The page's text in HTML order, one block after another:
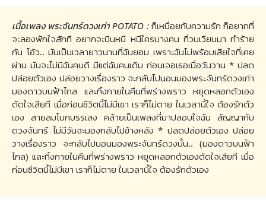
เนื้อเพลง พระจันทร์ดวงเก่า POTATO : ก็เหนื่อยกับความรัก ก็อยากที่
จะลองพักใจสักที อยากจะบินหนี หนีใครบางคน ที่วนเวียนมา ทำร้าย
กัน โอ้ว.. มันเป็นเวลายาวนานที่ฉันยอม เพราะฉันไม่พร้อมเสียใจที่เคย
ผ่าน มันจะไม่มีฉันคนดี มีแต่ฉันคนเดิม ก่อนเจอเธอเมื่อวันวาน * ปลด
ปล่อยตัวเอง ปล่อยวางเรื่องราว จะกลับไปนอนมองพระจันทร์ดวงเก่า
มองดาวบนฟ้าไกล และทิ้งกายในคืนที่พร่างพราว หยุดหลอกตัวเอง
ตัดใจเสียที เมื่อก่อนชีวิตนี้ไม่มีเขา เราก็ไม่ตาย ในเวลานี้ใจ ต้องรักตัว
เอง สายลมโบกบรรเลง คล้ายเป็นเพลงที่มาปลอบใจฉัน สัญญากับ
ดวงจันทร์ ไม่มีวันจะมองกลับไปข้างหลัง * ปลดปล่อยตัวเอง ปล่อย
วางเรื่องราว จะกลับไปนอนมองพระจันทร์ดวงนั้น.. (มองดาวบนฟ้า
ไกล) และทิ้งกายในคืนที่พร่างพราว หยุดหลอกตัวเองตัดใจเสียที เมื่อ
ก่อนชีวิตนี้ไม่มีเขา เราก็ไม่ตาย ในเวลานี้ใจ ต้องรักตัวเอง